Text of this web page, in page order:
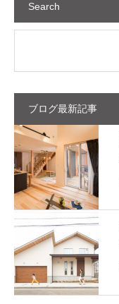
Search
ブログ最新記事